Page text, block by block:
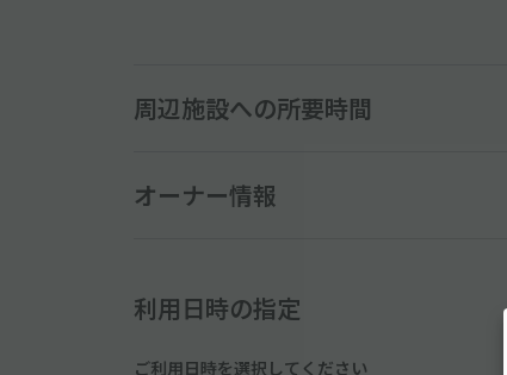
周辺施設への所要時間
オーナー情報
利用日時の指定
ご利用日時を選択してください